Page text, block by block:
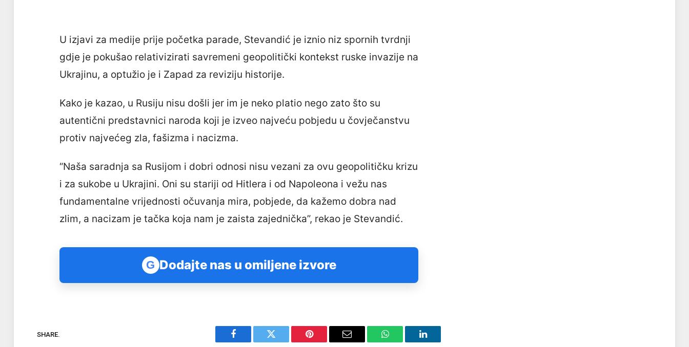
U izjavi za medije prije početka parade, Stevandić je iznio niz spornih tvrdnji
gdje je pokušao relativizirati savremeni geopolitički kontekst ruske invazije na
Ukrajinu, a optužio je i Zapad za reviziju historije.
Kako je kazao, u Rusiju nisu došli jer im je neko platio nego zato što su
autentični predstavnici naroda koji je izveo najveću pobjedu u čovječanstvu
protiv najvećeg zla, fašizma i nacizma.
“Naša saradnja sa Rusijom i dobri odnosi nisu vezani za ovu geopolitičku krizu
i za sukobe u Ukrajini. Oni su stariji od Hitlera i od Napoleona i vežu nas
fundamentalne vrijednosti očuvanja mira, pobjede, da kažemo dobra nad
zlim, a nacizam je tačka koja nam je zaista zajednička”, rekao je Stevandić.
G Dodajte nas u omiljene izvore
SHARE.
Facebook Twitter Pinterest Email WhatsAppLinkedIn